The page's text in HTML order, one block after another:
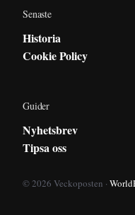
Senaste
Historia
Cookie Policy
Guider
Nyhetsbrev
Tipsa oss
© 2026 Veckoposten ·